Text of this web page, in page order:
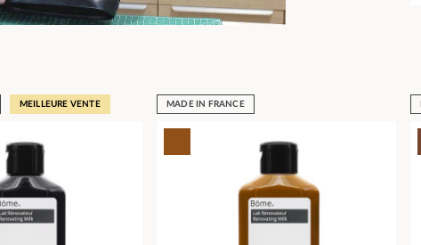
MEILLEURE VENTE MADE IN FRANCE